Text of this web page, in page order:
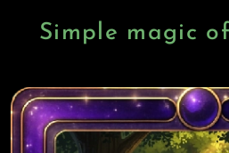
Simple magic